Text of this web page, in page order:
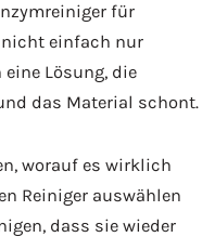
für
einfach nur
eine Lösung, die
das Material schont.
worauf es wirklich
Reiniger auswählen
dass sie wieder